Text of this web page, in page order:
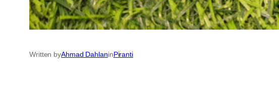
Written byAhmad DahlaninPiranti